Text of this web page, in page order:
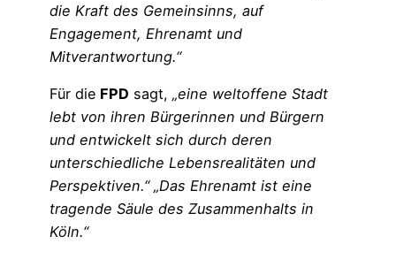
die Kraft des Gemeinsinns, auf
Engagement, Ehrenamt und
Mitverantwortung.“
Für die FPD sagt, „eine weltoffene Stadt
lebt von ihren Bürgerinnen und Bürgern
und entwickelt sich durch deren
unterschiedliche Lebensrealitäten und
Perspektiven.“ „Das Ehrenamt ist eine
tragende Säule des Zusammenhalts in
Köln.“